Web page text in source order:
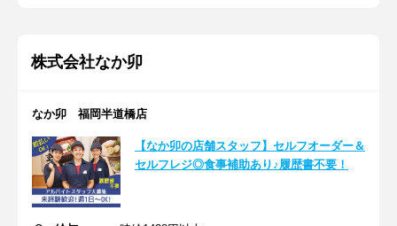
株式会社なか卯
なか卯 福岡半道橋店
【なか卯の店舗スタッフ】セルフオーダー＆
セルフレジ◎食事補助あり♪履歴書不要！